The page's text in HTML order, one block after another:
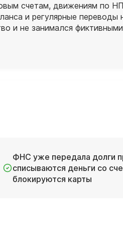
счетам, движениям по
и регулярные переводы
и не занимался
ФНС уже передала долги
списываются деньги со
блокируются карты